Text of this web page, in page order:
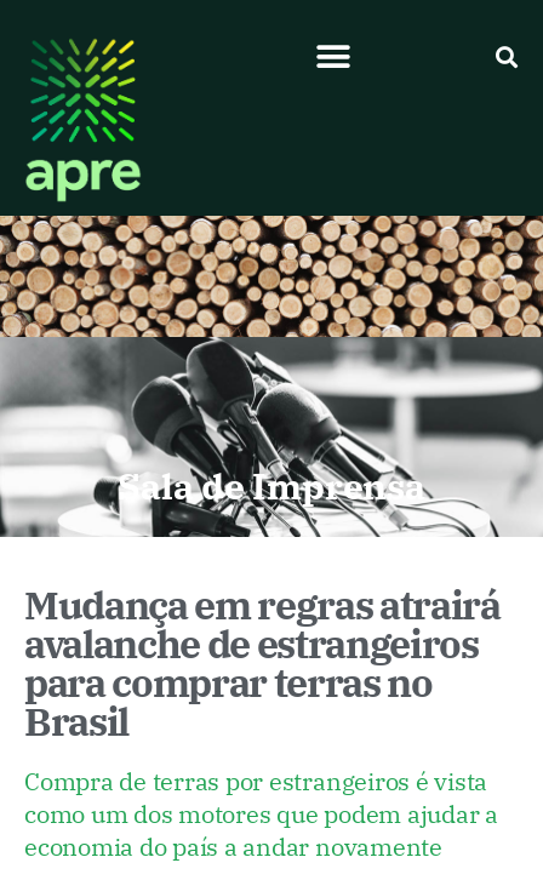
Sala de Imprensa
Mudança em regras atrairá
avalanche de estrangeiros
para comprar terras no
Brasil
Compra de terras por estrangeiros é vista
como um dos motores que podem ajudar a
economia do país a andar novamente